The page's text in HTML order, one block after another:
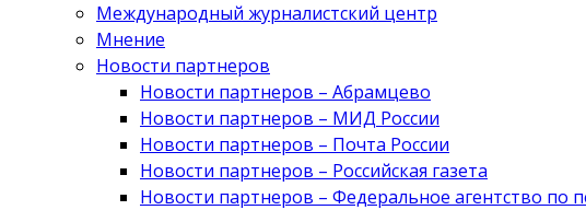
Международный журналистский центр
Мнение
Новости партнеров
Новости партнеров – Абрамцево
Новости партнеров – МИД России
Новости партнеров – Почта России
Новости партнеров – Российская газета
Новости партнеров – Федеральное агентство по